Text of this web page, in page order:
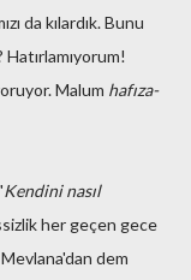
da kılardık. Bunu
Malum hafıza-
Kendini nasıl
her geçen gece
dem